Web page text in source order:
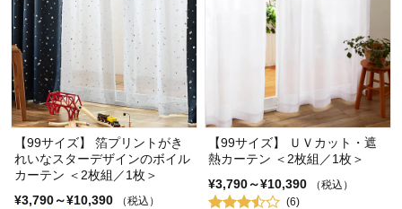
【99サイズ】 箔プリントがき
れいなスターデザインのボイル
カーテン ＜2枚組／1枚＞
¥3,790～¥10,390
（税込）
【99サイズ】 ＵＶカット・遮
熱カーテン ＜2枚組／1枚＞
¥3,790～¥10,390
（税込）
(6)